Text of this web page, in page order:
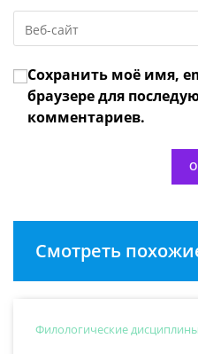
чтобы
прокомментировать
адрес,
чтобы
URL
веб-
сайта
(необязательно)
Сохранить моё имя,
браузере для
комментариев.
Смотреть
Филологические дисциплины